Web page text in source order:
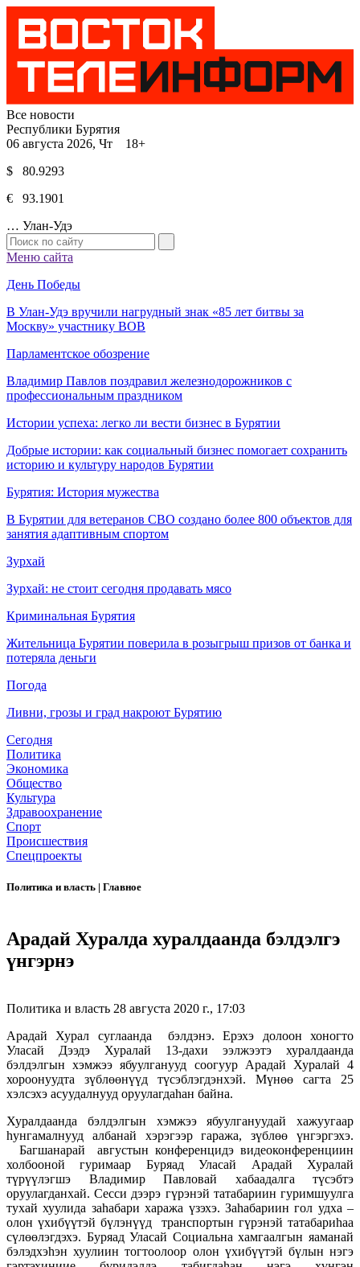
Все новости
Республики Бурятия
06 августа 2026, Чт 18+
$ 80.9293
€ 93.1901
… Улан-Удэ
Меню сайта
День Победы
В Улан-Удэ вручили нагрудный знак «85 лет битвы за
Москву» участнику ВОВ
Парламентское обозрение
Владимир Павлов поздравил железнодорожников с
профессиональным праздником
Истории успеха: легко ли вести бизнес в Бурятии
Добрые истории: как социальный бизнес помогает сохранить
историю и культуру народов Бурятии
Бурятия: История мужества
В Бурятии для ветеранов СВО создано более 800 объектов для
занятия адаптивным спортом
Зурхай
Зурхай: не стоит сегодня продавать мясо
Криминальная Бурятия
Жительница Бурятии поверила в розыгрыш призов от банка и
потеряла деньги
Погода
Ливни, грозы и град накроют Бурятию
Сегодня
Политика
Экономика
Общество
Культура
Здравоохранение
Спорт
Происшествия
Спецпроекты
Политика и власть | Главное
Арадай Хуралда хуралдаанда бэлдэлгэ
үнгэрнэ
Политика и власть 28 августа 2020 г., 17:03
Арадай Хурал суглаанда бэлдэнэ. Ерэхэ долоон хоногто
Уласай Дээдэ Хуралай 13-дахи ээлжээтэ хуралдаанда
бэлдэлгын хэмжээ ябуулганууд соогуур Арадай Хуралай 4
хороонуудта зүблөөнүүд түсэблэгдэнхэй. Мүнөө cагта 25
хэлсэхэ асуудалнууд оруулагдаhан байна.
Хуралдаанда бэлдэлгын хэмжээ ябуулгануудай хажуугаар
hунгамалнууд албанай хэрэгээр гаража, зүблөө үнгэргэхэ.
Багшанарай августын конференцидэ видеоконференциин
холбооной гуримаар Буряад Уласай Арадай Хуралай
түрүүлэгшэ Владимир Павловай хабаадалга түсэбтэ
оруулагданхай. Сесси дээрэ гүрэнэй татабариин гуримшуулга
тухай хуулида заhабари хаража үзэхэ. Заhабариин гол удха –
олон үхибүүтэй бүлэнүүд транспортын гүрэнэй татабариhаа
сүлөөлэгдэхэ. Буряад Уласай Социальна хамгаалгын яаманай
бэлэдхэhэн хуулиин тогтоолоор олон үхибүүтэй бүлын нэгэ